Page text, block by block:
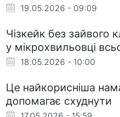
19.05.2026 - 09:09
Чізкейк без зайвого
у мікрохвильовці
18.05.2026 - 10:00
Це найкорисніша
допомагає схуднути